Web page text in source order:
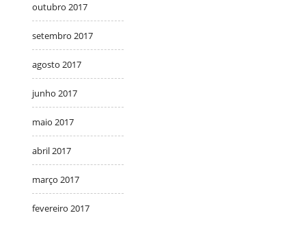
outubro 2017
setembro 2017
agosto 2017
junho 2017
maio 2017
abril 2017
março 2017
fevereiro 2017